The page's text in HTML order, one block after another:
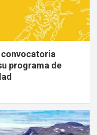
convocatoria
programa de